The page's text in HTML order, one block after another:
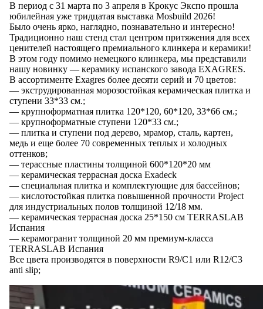
В период с 31 марта по 3 апреля в Крокус Экспо прошла
юбилейная уже тридцатая выставка Mosbuild 2026!
Было очень ярко, наглядно, познавательно и интересно!
Традиционно наш стенд стал центром притяжения для всех
ценителей настоящего премиального клинкера и керамики!
В этом году помимо немецкого клинкера, мы представили
нашу новинку — керамику испанского завода EXAGRES.
В ассортименте Exagres более десяти серий и 70 цветов:
— экструдированная морозостойкая керамическая плитка и
ступени 33*33 см.;
— ⁠крупноформатная плитка 120*120, 60*120, 33*66 см.;
— ⁠крупноформатные ступени 120*33 см.;
— ⁠плитка и ступени под дерево, мрамор, сталь, картен,
медь и еще более 70 современных теплых и холодных
оттенков;
— ⁠терассные пластины толщиной 600*120*20 мм
— ⁠керамическая террасная доска Exadeck
— ⁠специальная плитка и комплектующие для бассейнов;
— ⁠кислотостойкая плитка повышенной прочности Project
для индустриальных полов толщиной 12/18 мм.
— керамическая террасная доска 25*150 см TERRASLAB
Испания
— керамогранит толщиной 20 мм премиум-класса
TERRASLAB Испания
⁠Все цвета производятся в поверхности R9/С1 или R12/C3
anti slip;